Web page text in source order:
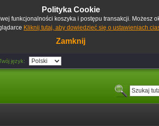
Polityka Cookie
funkcjonalności koszyka i postępu transakcji. Możesz
Kliknij tutaj, aby dowiedzieć się o ustawieniach
Zamknij
język: